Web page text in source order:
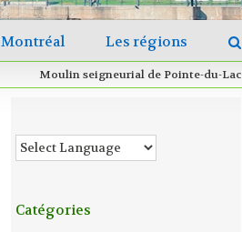
Montréal Les régions
Moulin seigneurial de Pointe-du-Lac
Catégories